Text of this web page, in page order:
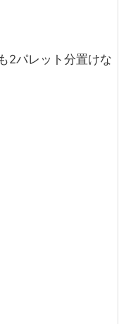
2パレット分置けな